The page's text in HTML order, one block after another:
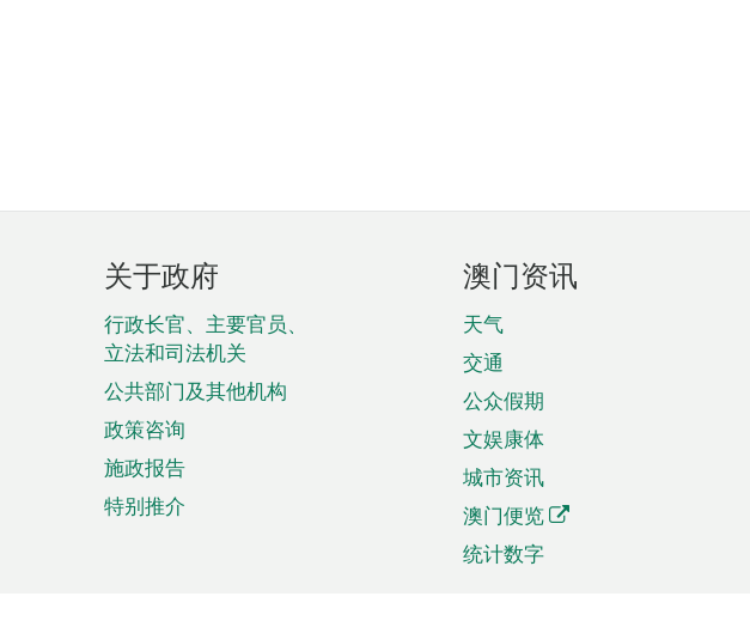
页
脚
菜
单
关于政府
行政长官、主要官员、
立法和司法机关
公共部门及其他机构
政策咨询
施政报告
特别推介
澳门资讯
天气
交通
公众假期
文娱康体
城市资讯
澳门便览
统计数字